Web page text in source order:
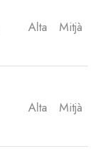
Alta Mitjà
Alta Mitjà